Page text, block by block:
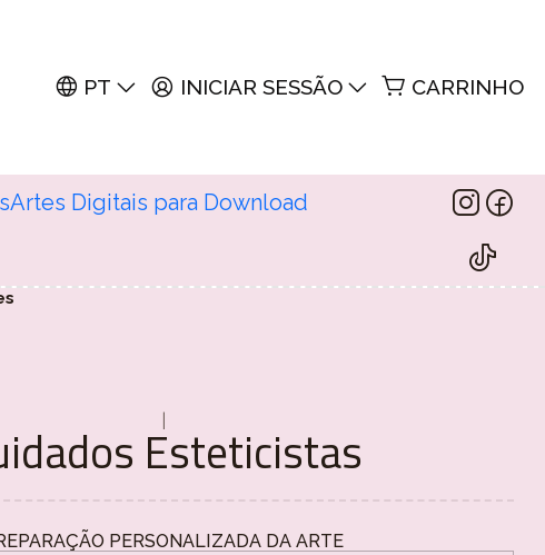
PT INICIAR SESSÃO CARRINHO
Artes Digitais para Download
Esteticistas
PERSONALIZADA DA ARTE